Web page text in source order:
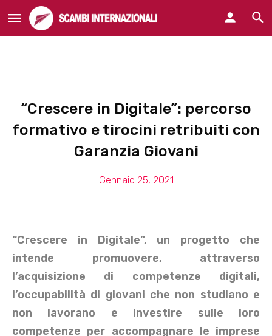
“Crescere in Digitale”: percorso
formativo e tirocini retribuiti con
Garanzia Giovani
Gennaio 25, 2021
“Crescere in Digitale”, un progetto che
intende promuovere, attraverso
l’acquisizione di competenze digitali,
l’occupabilità di giovani che non studiano e
non lavorano e investire sulle loro
competenze per accompagnare le imprese